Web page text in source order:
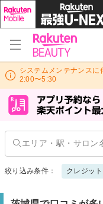
システムメンテナンス
2:00〜5:30
絞り込み条件： クレジッ